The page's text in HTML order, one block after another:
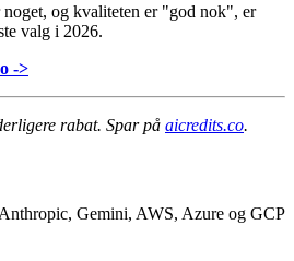
og kvaliteten er "god nok", er
valg i 2026.
->
rabat. Spar på aicredits.co.
Gemini, AWS, Azure og GCP